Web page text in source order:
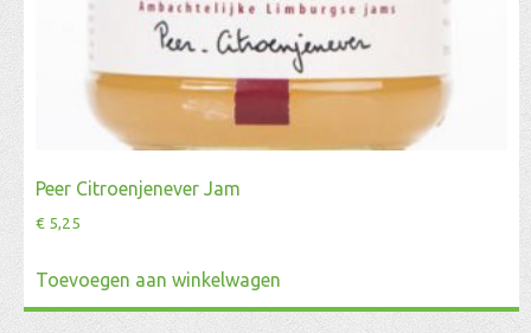
Peer Citroenjenever Jam
€ 5,25
Toevoegen aan winkelwagen